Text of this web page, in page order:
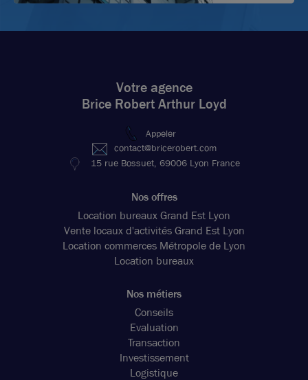
Votre agence
Brice Robert Arthur Loyd
Appeler
contact@bricerobert.com
15 rue Bossuet, 69006 Lyon France
Nos offres
Location bureaux Grand Est Lyon
Vente locaux d'activités Grand Est Lyon
Location commerces Métropole de Lyon
Location bureaux
Nos métiers
Conseils
Evaluation
Transaction
Investissement
Logistique